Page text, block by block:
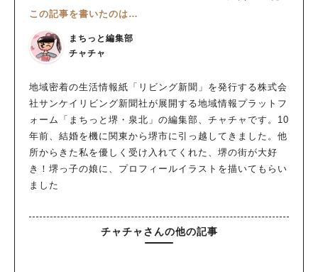
この記事を書いたのは…
まちっと編集部
チャチャ
地域密着の生活情報紙「リビング新聞」を発行する株式会
社サンケイリビング新聞社が展開する地域情報プラットフ
ォーム「まちっと堺・泉北」の編集部、チャチャです。10
年前、結婚を機に関東から堺市に引っ越してきました。他
所からきた私を優しく受け入れてくれた、堺の街が大好
き！堺っ子の娘に、プロフィールイラストを描いてもらい
ました
チャチャさんの他の記事